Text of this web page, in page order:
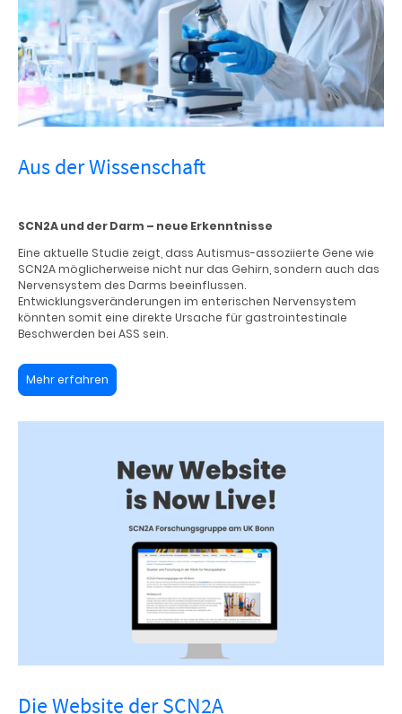
Aus der Wissenschaft
SCN2A und der Darm – neue Erkenntnisse
Eine aktuelle Studie zeigt, dass Autismus-assoziierte Gene wie
SCN2A möglicherweise nicht nur das Gehirn, sondern auch das
Nervensystem des Darms beeinflussen.
Entwicklungsveränderungen im enterischen Nervensystem
könnten somit eine direkte Ursache für gastrointestinale
Beschwerden bei ASS sein.
Mehr erfahren
Die Website der SCN2A